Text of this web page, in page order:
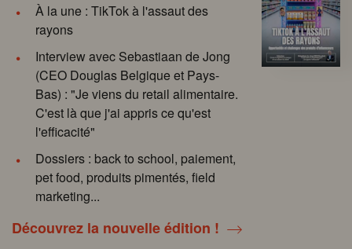
À la une : TikTok à l'assaut des
rayons
Interview avec Sebastiaan de Jong
(CEO Douglas Belgique et Pays-
Bas) : "Je viens du retail alimentaire.
C'est là que j'ai appris ce qu'est
l'efficacité"
Dossiers : back to school, paiement,
pet food, produits pimentés, field
marketing...
Découvrez la nouvelle édition !